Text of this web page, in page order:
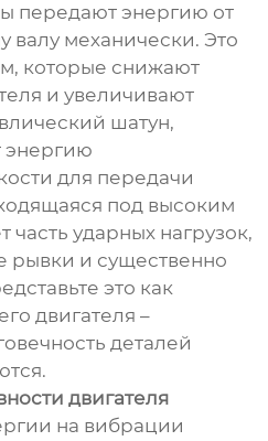
передают энергию от
валу механически. Это
которые снижают
и увеличивают
шатун,
энергию
для передачи
под высоким
ударных нагрузок,
рывки и существенно
это как
двигателя –
деталей
двигателя
на вибрации